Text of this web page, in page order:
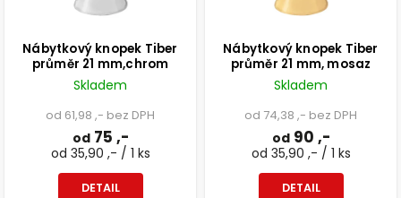
Nábytkový knopek Tiber
průměr 21 mm,chrom
Skladem
od 61,98 ,- bez DPH
od75 ,-
od 35,90 ,- / 1 ks
DETAIL
Nábytkový knopek Tiber
průměr 21 mm, mosaz
Skladem
od 74,38 ,- bez DPH
od90 ,-
od 35,90 ,- / 1 ks
DETAIL